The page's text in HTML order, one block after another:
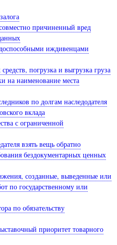
причиненный вред
иждивенцами
погрузка и выгрузка груза
на наименование места
по долгам наследодателя
вклада
с ограниченной
взять вещь обратно
бездокументарных ценных
созданные, выведенные или
по государственному или
по обязательству
приоритет товарного